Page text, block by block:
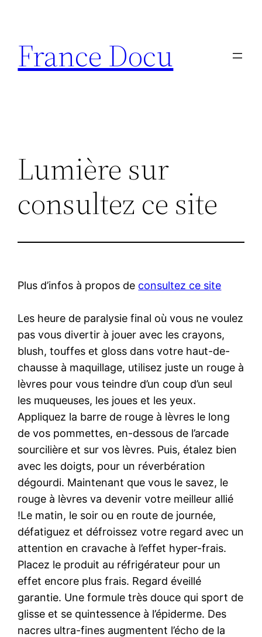
contenu
France Docu
Lumière sur
consultez ce site
Plus d’infos à propos de consultez ce site
Les heure de paralysie final où vous ne voulez
pas vous divertir à jouer avec les crayons,
blush, touffes et gloss dans votre haut-de-
chausse à maquillage, utilisez juste un rouge à
lèvres pour vous teindre d’un coup d’un seul
les muqueuses, les joues et les yeux.
Appliquez la barre de rouge à lèvres le long
de vos pommettes, en-dessous de l’arcade
sourcilière et sur vos lèvres. Puis, étalez bien
avec les doigts, pour un réverbération
dégourdi. Maintenant que vous le savez, le
rouge à lèvres va devenir votre meilleur allié
!Le matin, le soir ou en route de journée,
défatiguez et défroissez votre regard avec un
attention en cravache à l’effet hyper-frais.
Placez le produit au réfrigérateur pour un
effet encore plus frais. Regard éveillé
garantie. Une formule très douce qui sport de
glisse et se quintessence à l’épiderme. Des
nacres ultra-fines augmentent l’écho de la